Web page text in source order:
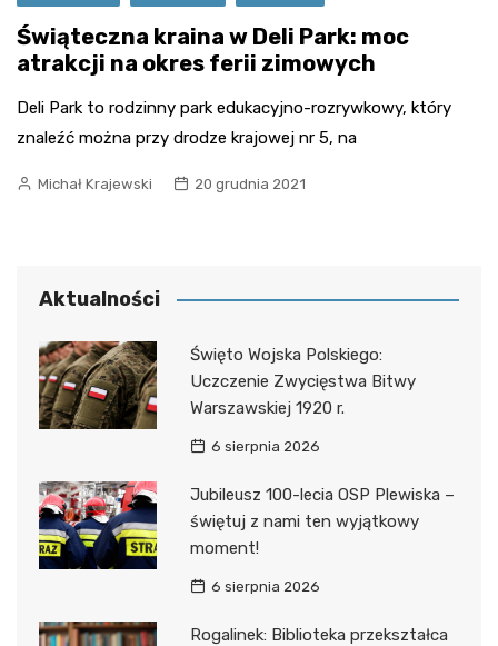
Świąteczna kraina w Deli Park: moc
atrakcji na okres ferii zimowych
Deli Park to rodzinny park edukacyjno-rozrywkowy, który
znaleźć można przy drodze krajowej nr 5, na
Michał Krajewski 20 grudnia 2021
Aktualności
Święto Wojska Polskiego:
Uczczenie Zwycięstwa Bitwy
Warszawskiej 1920 r.
6 sierpnia 2026
Jubileusz 100-lecia OSP Plewiska –
świętuj z nami ten wyjątkowy
moment!
6 sierpnia 2026
Rogalinek: Biblioteka przekształca